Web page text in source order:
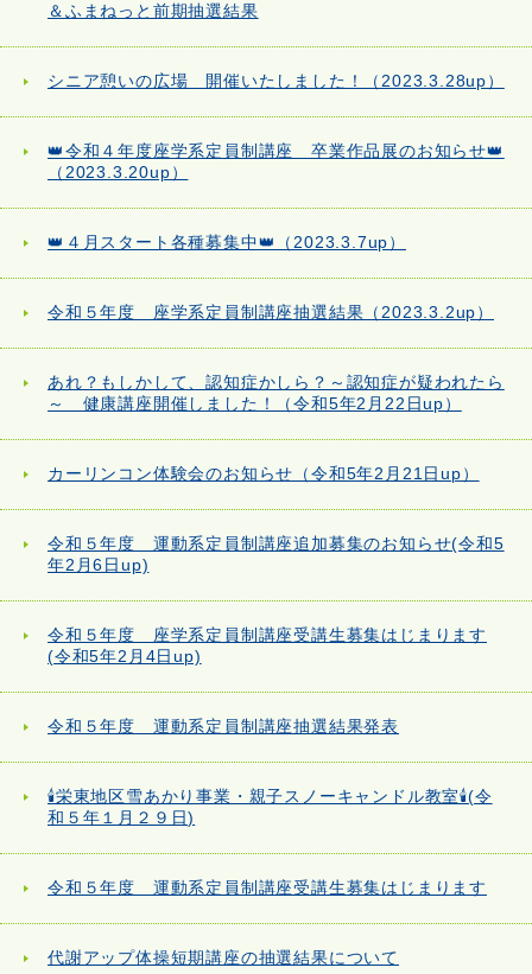
＆ふまねっと前期抽選結果
シニア憩いの広場 開催いたしました！（2023.3.28up）
👑令和４年度座学系定員制講座 卒業作品展のお知らせ👑
（2023.3.20up）
👑４月スタート各種募集中👑（2023.3.7up）
令和５年度 座学系定員制講座抽選結果（2023.3.2up）
あれ？もしかして、認知症かしら？～認知症が疑われたら
～ 健康講座開催しました！（令和5年2月22日up）
カーリンコン体験会のお知らせ（令和5年2月21日up）
令和５年度 運動系定員制講座追加募集のお知らせ(令和5
年2月6日up)
令和５年度 座学系定員制講座受講生募集はじまります
(令和5年2月4日up)
令和５年度 運動系定員制講座抽選結果発表
🕯栄東地区雪あかり事業・親子スノーキャンドル教室🕯(令
和５年１月２９日)
令和５年度 運動系定員制講座受講生募集はじまります
代謝アップ体操短期講座の抽選結果について